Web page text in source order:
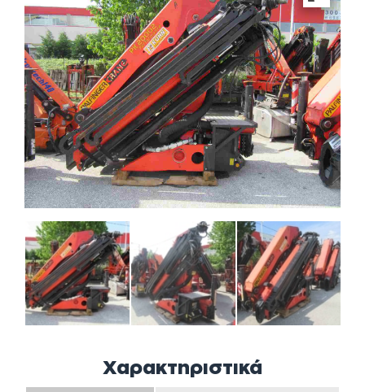
Χαρακτηριστικά